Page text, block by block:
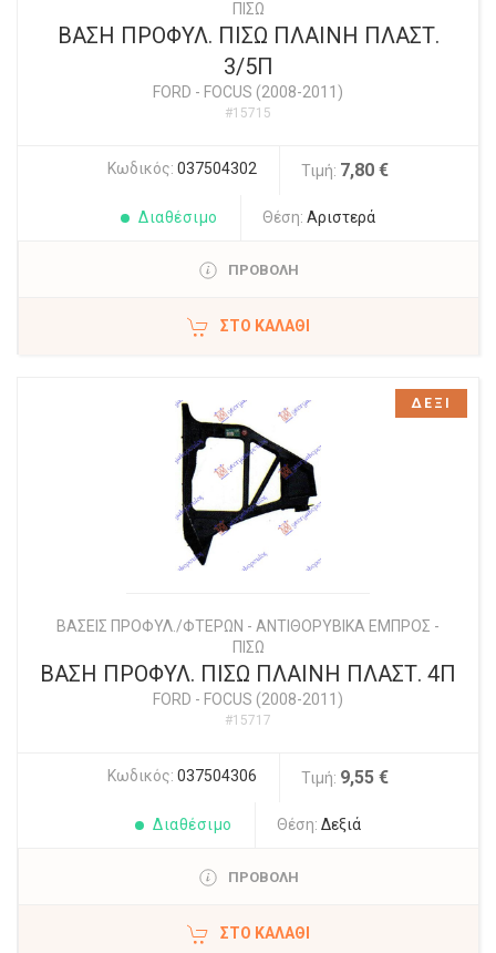
ΠΙΣΩ
ΒΑΣΗ ΠΡΟΦΥΛ. ΠΙΣΩ ΠΛΑΙΝΗ ΠΛΑΣΤ.
3/5Π
FORD - FOCUS (2008-2011)
#15715
Κωδικός: 037504302 Τιμή: 7,80 €
Διαθέσιμο Θέση: Αριστερά
ΠΡΟΒΟΛΗ
ΣΤΟ ΚΑΛΆΘΙ
ΒΑΣΕΙΣ ΠΡΟΦΥΛ./ΦΤΕΡΩΝ - ΑΝΤΙΘΟΡΥΒΙΚΑ ΕΜΠΡΟΣ -
ΠΙΣΩ
ΒΑΣΗ ΠΡΟΦΥΛ. ΠΙΣΩ ΠΛΑΙΝΗ ΠΛΑΣΤ. 4Π
FORD - FOCUS (2008-2011)
#15717
Κωδικός: 037504306 Τιμή: 9,55 €
Διαθέσιμο Θέση: Δεξιά
ΠΡΟΒΟΛΗ
ΣΤΟ ΚΑΛΆΘΙ
ΔΕΞΙ